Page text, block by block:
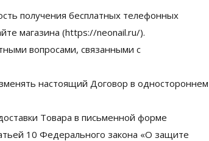
получения бесплатных телефонных
магазина (https://neonail.ru/).
вопросами, связанными с
настоящий Договор в одностороннем
Товара в письменной форме
10 Федерального закона «О защите